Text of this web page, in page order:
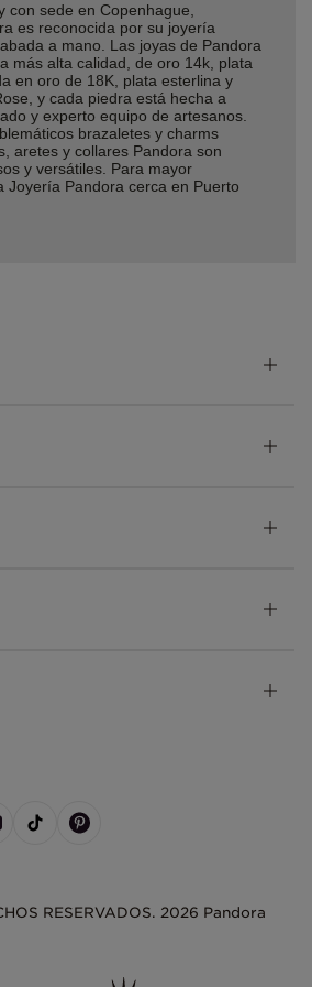
con sede en Copenhague,
es reconocida por su joyería
a mano. Las joyas de Pandora
más alta calidad, de oro 14k, plata
en oro de 18K, plata esterlina y
y cada piedra está hecha a
y experto equipo de artesanos.
brazaletes y charms
aretes y collares Pandora son
y versátiles. Para mayor
Joyería Pandora cerca en Puerto
RESERVADOS. 2026 Pandora